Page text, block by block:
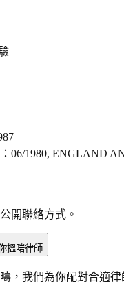
06/1980, ENGLAND
開聯絡方式。
搵啱律師
，我們為你配對合適律